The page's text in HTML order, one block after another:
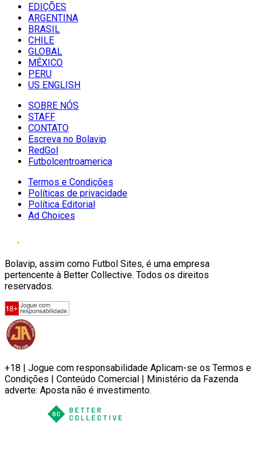
EDIÇÕES
ARGENTINA
BRASIL
CHILE
GLOBAL
MÉXICO
PERU
US ENGLISH
SOBRE NÓS
STAFF
CONTATO
Escreva no Bolavip
RedGol
Futbolcentroamerica
Termos e Condições
Políticas de privacidade
Política Editorial
Ad Choices
Bolavip, assim como Futbol Sites, é uma empresa
pertencente à Better Collective. Todos os direitos
reservados.
+18 | Jogue com responsabilidade Aplicam-se os Termos e
Condições | Conteúdo Comercial | Ministério da Fazenda
adverte: Aposta não é investimento.